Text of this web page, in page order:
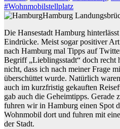
#Wohnmobilstellplatz
Hamburg
Die Hansestadt Hamburg
Eindrücke. Meist sogar positiver
nach Hamburg mal Tipps auf
Begriff „Lieblingsstadt“ doch recht
nicht, dass ich nach meiner Frage
überschüttet wurde. Natürlich
auch im kurzfristig gekauften
gab auch die Geheimtipps. Gerade
fuhren wir in Hamburg einen Spot
Wohnmobil dort und fuhren mit
der Stadt.